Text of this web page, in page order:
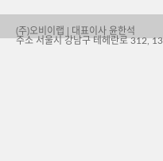
(주)오비이랩 | 대표이사 윤한석
주소 서울시 강남구 테헤란로 312,